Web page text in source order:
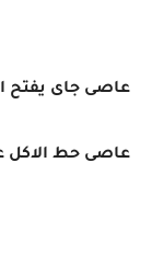
عاصى جاى يفتح
عاصى حط الاكل